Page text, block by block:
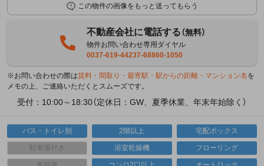
この物件の画像をもっと送ってもらう
不動産会社に電話する（無料）
物件お問い合わせ専用ダイヤル
0037-619-44237-68860-1050
※お問い合わせの際は賃料・間取り・最寄駅・駅からの距離・マンション名 を
メモの上、ご連絡いただくとスムーズです。
受付：10:00～18:30（定休日：GW、夏季休業、年末年始除く）
バス・トイレ別 2階以上 宅配ボックス
駐車場付き 浴室乾燥機 フローリング